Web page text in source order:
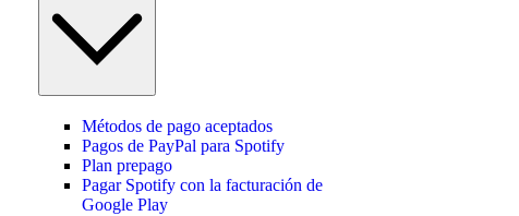
Métodos de pago aceptados
Pagos de PayPal para Spotify
Plan prepago
Pagar Spotify con la facturación de
Google Play